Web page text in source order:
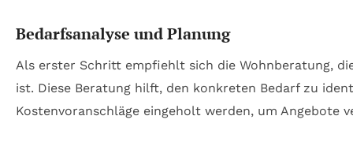
Bedarfsanalyse und Planung
Als erster Schritt empfiehlt sich die Wohnberatung,
ist. Diese Beratung hilft, den konkreten Bedarf zu
Kostenvoranschläge eingeholt werden, um